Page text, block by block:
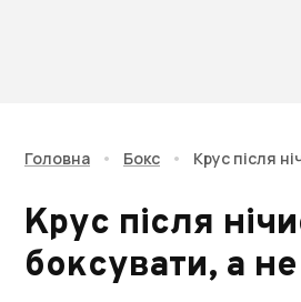
Головна • Бокс • Крус після
Крус після
боксувати, а